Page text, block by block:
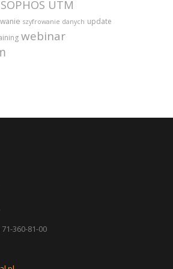
SOPHOS UTM
szyfrowanie danych update
webinar
360-81-00